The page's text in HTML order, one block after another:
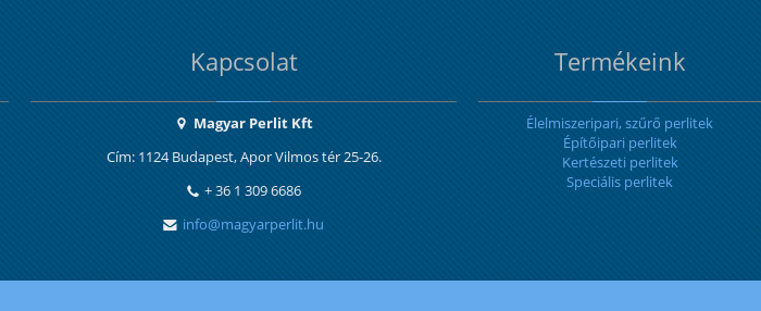
Kapcsolat
Magyar Perlit Kft
Cím: 1124 Budapest, Apor Vilmos tér 25-26.
+ 36 1 309 6686
info@magyarperlit.hu
Termékeink
Élelmiszeripari, szűrő perlitek
Építőipari perlitek
Kertészeti perlitek
Speciális perlitek